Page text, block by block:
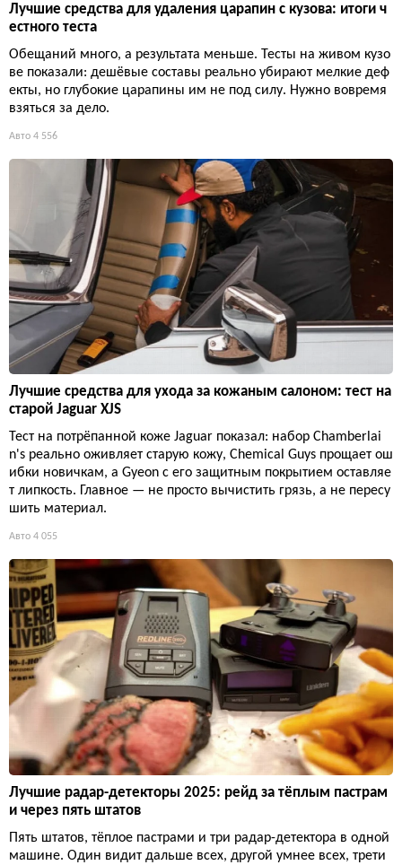
Лучшие средства для удаления царапин с кузова: итоги ч
естного теста
Обещаний много, а результата меньше. Тесты на живом кузо
ве показали: дешёвые составы реально убирают мелкие деф
екты, но глубокие царапины им не под силу. Нужно вовремя
взяться за дело.
Авто 4 556
Лучшие средства для ухода за кожаным салоном: тест на
старой Jaguar XJS
Тест на потрёпанной коже Jaguar показал: набор Chamberlai
n's реально оживляет старую кожу, Chemical Guys прощает ош
ибки новичкам, а Gyeon с его защитным покрытием оставляе
т липкость. Главное — не просто вычистить грязь, а не пересу
шить материал.
Авто 4 055
Лучшие радар-детекторы 2025: рейд за тёплым пастрам
и через пять штатов
Пять штатов, тёплое пастрами и три радар-детектора в одной
машине. Один видит дальше всех, другой умнее всех, трети